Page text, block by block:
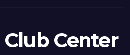
Center